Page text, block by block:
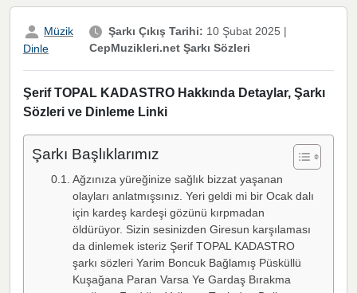
Müzik
Dinle
Şarkı Çıkış Tarihi: 10 Şubat 2025 |
CepMuzikleri.net Şarkı Sözleri
Şerif TOPAL KADASTRO Hakkında Detaylar, Şarkı
Sözleri ve Dinleme Linki
Şarkı Başlıklarımız
Ağzınıza yüreğinize sağlık bizzat yaşanan
olayları anlatmışsınız. Yeri geldi mi bir Ocak dalı
için kardeş kardeşi gözünü kırpmadan
öldürüyor. Sizin sesinizden Giresun karşılaması
da dinlemek isteriz Şerif TOPAL KADASTRO
şarkı sözleri Yarim Boncuk Bağlamış Püsküllü
Kuşağana Paran Varsa Ye Gardaş Bırakma